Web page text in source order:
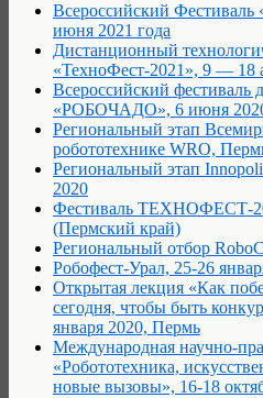
Всероссийский
июня 2021 года
Дистанционный
«ТехноФест-2021», 9 — 18
Всероссийский фестиваль
«РОБОЧАДО», 6 июня
Региональный этап
робототехнике WRO,
Региональный этап
2020
Фестиваль ТЕХНОФЕСТ-
(Пермский край)
Региональный отбор
Робофест-Урал, 25-26
Открытая лекция «Как
сегодня, чтобы быть
января 2020, Пермь
Международная научно-
«Робототехника,
новые вызовы», 16-18